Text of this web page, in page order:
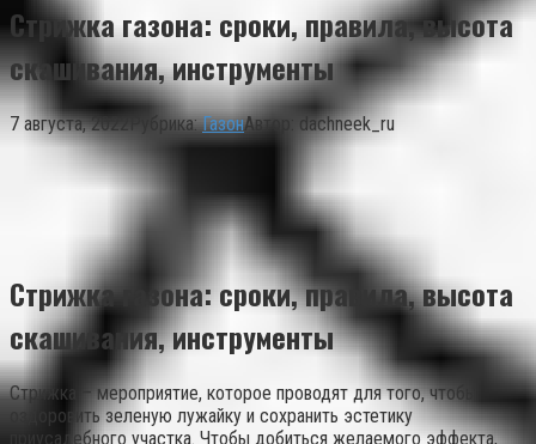
Стрижка газона: сроки, правила, высота
скашивания, инструменты
7 августа, 2022Рубрика: ГазонАвтор: dachneek_ru
Стрижка газона: сроки, правила, высота
скашивания, инструменты
Стрижка – мероприятие, которое проводят для того, чтобы
оздоровить зеленую лужайку и сохранить эстетику
приусадебного участка. Чтобы добиться желаемого эффекта,